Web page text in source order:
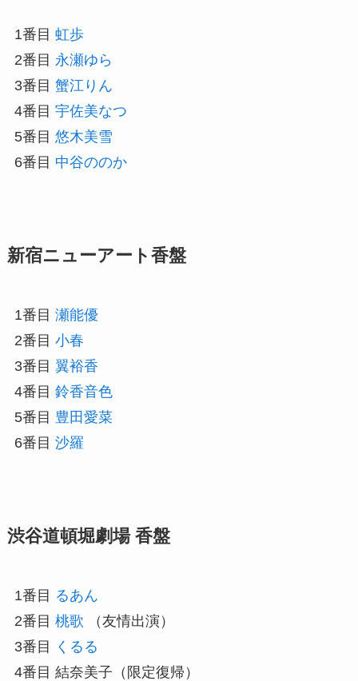
1番目 虹歩
2番目 永瀬ゆら
3番目 蟹江りん
4番目 宇佐美なつ
5番目 悠木美雪
6番目 中谷ののか
新宿ニューアート香盤
1番目 瀬能優
2番目 小春
3番目 翼裕香
4番目 鈴香音色
5番目 豊田愛菜
6番目 沙羅
渋谷道頓堀劇場 香盤
1番目 るあん
2番目 桃歌 （友情出演）
3番目 くるる
4番目 結奈美子（限定復帰）